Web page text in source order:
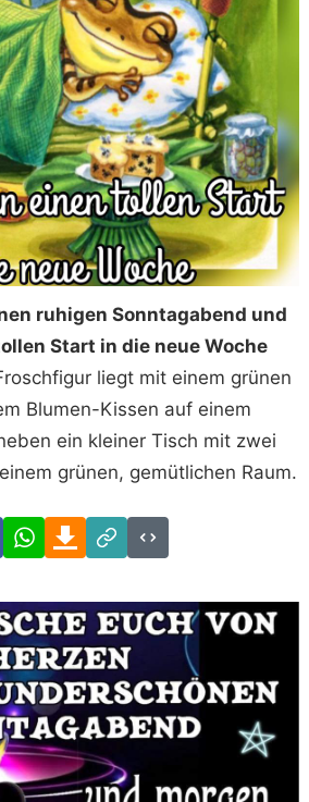
ruhigen Sonntagabend und
Start in die neue Woche
liegt mit einem grünen
Blumen-Kissen auf einem
ein kleiner Tisch mit zwei
grünen, gemütlichen Raum.
FacebookWhatsAppDownload
Link
Code